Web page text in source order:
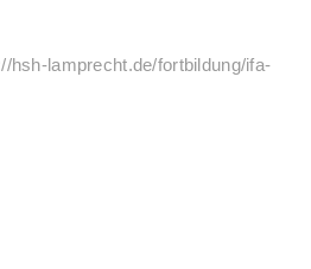
hsh-lamprecht.de/fortbildung/ifa-